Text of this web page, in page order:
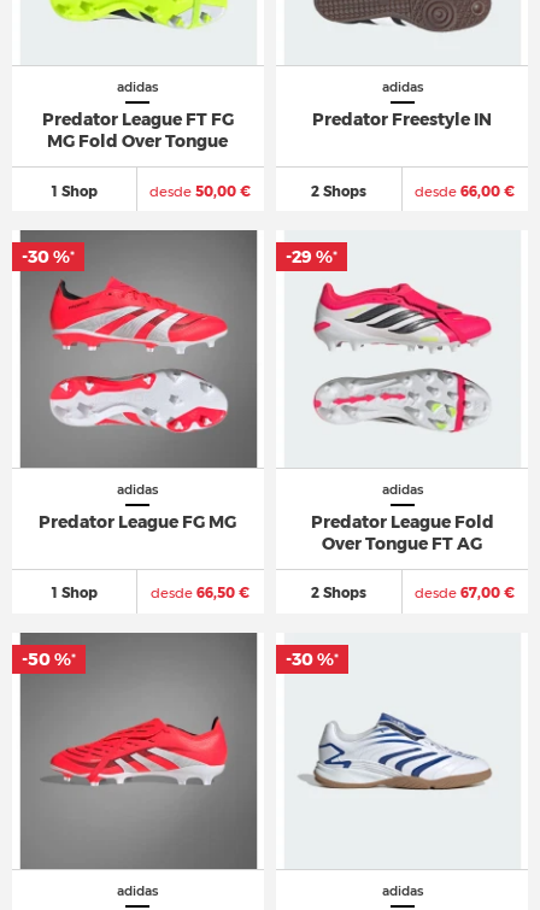
adidas
Predator League FT FG
MG Fold Over Tongue
1 Shop desde 50,00 €
adidas
Predator Freestyle IN
2 Shops desde 66,00 €
adidas
Predator League FG MG
1 Shop desde 66,50 €
-30 %*
-30 %*
adidas
Predator League Fold
Over Tongue FT AG
2 Shops desde 67,00 €
-29 %*
-29 %*
adidas
-50 %*
-50 %*
adidas
-30 %*
-30 %*